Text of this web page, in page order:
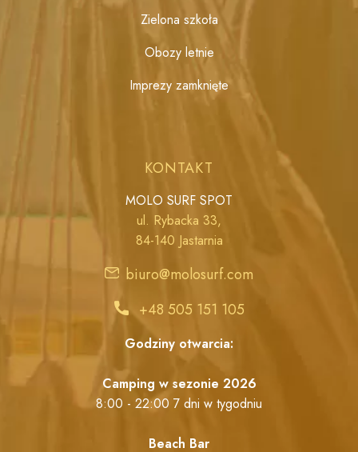
Zielona szkoła
Obozy letnie
Imprezy zamknięte
KONTAKT
MOLO SURF SPOT
ul. Rybacka 33,
84-140 Jastarnia
biuro@molosurf.com
+48 505 151 105
Godziny otwarcia:
Camping w sezonie 2026
8:00 - 22:00 7 dni w tygodniu
Beach Bar